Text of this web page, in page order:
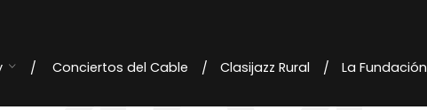
Conciertos del Cable Clasijazz Rural La Fundación